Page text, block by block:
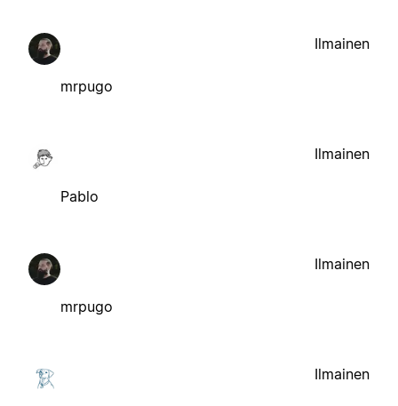
mrpugo
Ilmainen
Pablo
Ilmainen
mrpugo
Ilmainen
Ilmainen